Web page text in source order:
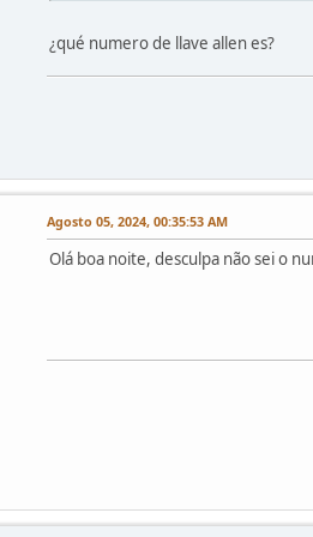
¿qué numero de llave allen es?
Agosto 05, 2024, 00:35:53 AM
Olá boa noite, desculpa não sei o